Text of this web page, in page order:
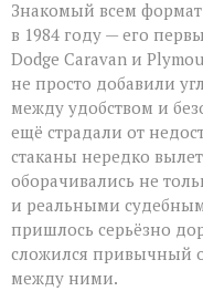
Знакомый всем
в 1984 году — его
Dodge Caravan и
не просто добавили
между удобством и
ещё страдали от
стаканы нередко
оборачивались не
и реальными
пришлось серьёзно
сложился привычный
между ними.